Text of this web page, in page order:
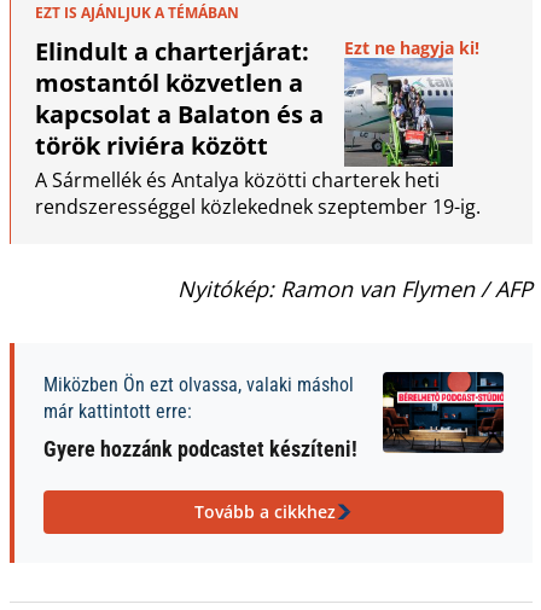
EZT IS AJÁNLJUK A TÉMÁBAN
Elindult a charterjárat:
mostantól közvetlen a
kapcsolat a Balaton és a
török riviéra között
Ezt ne hagyja ki!
A Sármellék és Antalya közötti charterek heti
rendszerességgel közlekednek szeptember 19-ig.
Nyitókép: Ramon van Flymen / AFP
Miközben Ön ezt olvassa, valaki máshol
már kattintott erre:
Gyere hozzánk podcastet készíteni!
Tovább a cikkhez